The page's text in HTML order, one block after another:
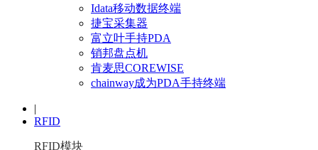
Idata移动数据终端
捷宝采集器
富立叶手持PDA
销邦盘点机
肯麦思COREWISE
chainway成为PDA手持终端
|
RFID
RFID模块